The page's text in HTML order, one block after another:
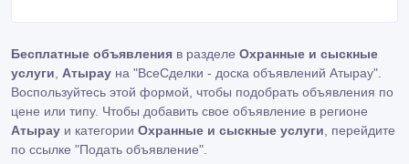
Бесплатные объявления в разделе Охранные и сыскные
услуги
Атырау на "ВсеСделки - доска объявлений Атырау".
Воспользуйтесь этой формой, чтобы подобрать объявления по
цене или типу. Чтобы добавить свое объявление в регионе
Атырау и категории Охранные и сыскные услуги , перейдите
по ссылке "Подать объявление"